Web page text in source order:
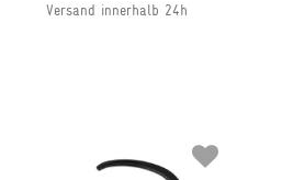
Versand innerhalb 24h